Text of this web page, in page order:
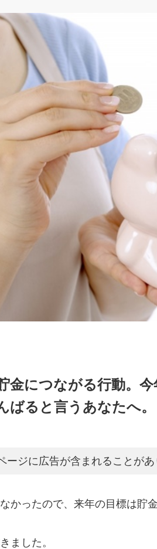
金につながる行動。
ばると言うあなたへ。
ージに広告が含まれることがあ
かったので、来年の目標は貯金
ました。